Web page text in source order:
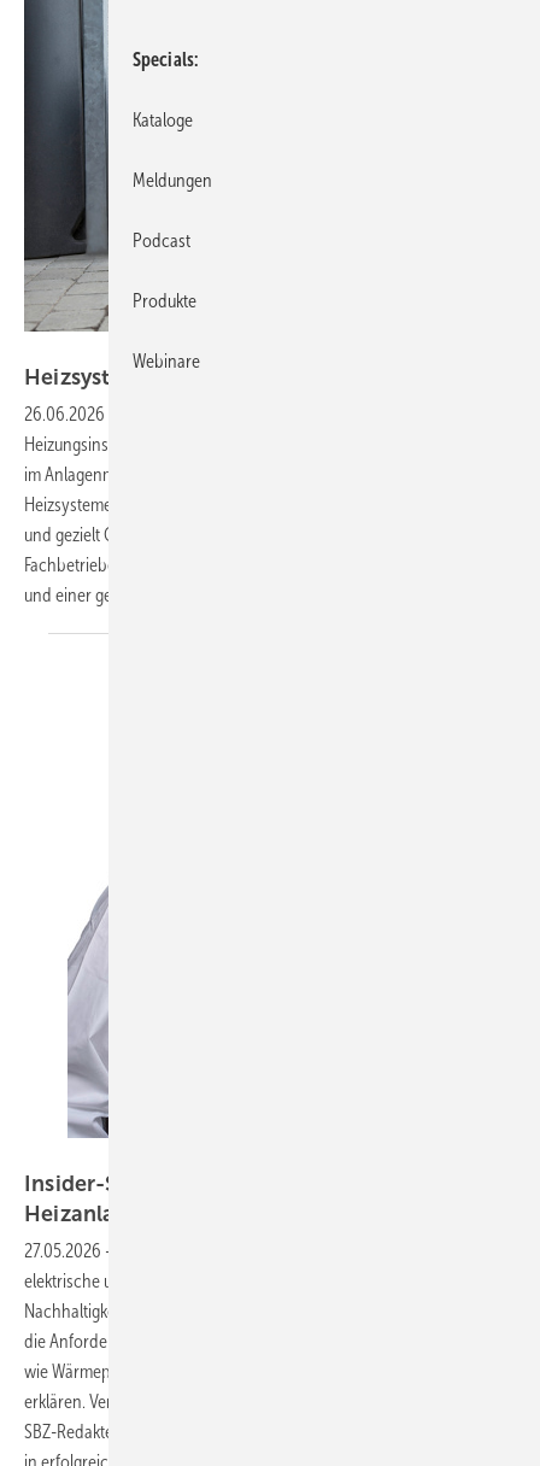
Heizsysteme digital im
26.06.2026
Heizungsinstallateuren grundlegend und eröffnen neue Möglichkeiten
im Anlagenmonitoring. Mit modernen Onlinetools lassen sich
Heizsysteme kontinuierlich überwachen, Fehler frühzeitig erkennen
und gezielt Optimierungen vornehmen. Dadurch profitieren sowohl
Fachbetriebe als auch Kunden von mehr Effizienz, höherem Komfort
und einer gesteigerten Zuverlässigkeit im
Insider-Strategien für den Verkauf komplexer
Heizanlagen
27.05.2026 -
elektrische und wassergeführte Systeme steigern Effizienz und
Nachhaltigkeit. Doch mit der technischen Komplexität wachsen auch
die Anforderungen, dem Endkunden investitionsintensive Lösungen,
wie Wärmepumpen mit PV, Solarthermie und Speichertechnik, zu
erklären. Vertriebsprofi Wendelin Heinzelmann bei Ritter Energie gibt
SBZ-Redakteurin Katrin Drogatz-Krämer wertvolle Einblicke
in erfolgreiche Strategien der
Specials
Kataloge
Meldungen
Podcast
Produkte
Webinare